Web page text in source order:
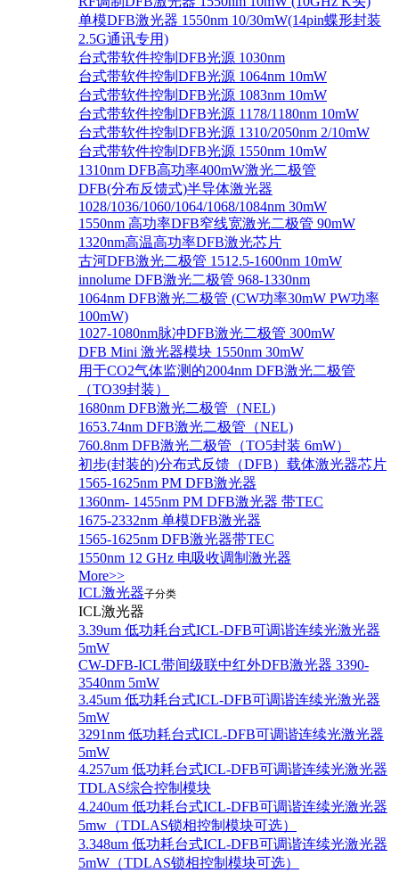
单模DFB激光器 1550nm 10/30mW(14pin蝶形封装
2.5G通讯专用)
台式带软件控制DFB光源 1030nm
台式带软件控制DFB光源 1064nm 10mW
台式带软件控制DFB光源 1083nm 10mW
台式带软件控制DFB光源 1178/1180nm 10mW
台式带软件控制DFB光源 1310/2050nm 2/10mW
台式带软件控制DFB光源 1550nm 10mW
1310nm DFB高功率400mW激光二极管
DFB(分布反馈式)半导体激光器
1028/1036/1060/1064/1068/1084nm 30mW
1550nm 高功率DFB窄线宽激光二极管 90mW
1320nm高温高功率DFB激光芯片
古河DFB激光二极管 1512.5-1600nm 10mW
innolume DFB激光二极管 968-1330nm
1064nm DFB激光二极管 (CW功率30mW PW功率
100mW)
1027-1080nm脉冲DFB激光二极管 300mW
DFB Mini 激光器模块 1550nm 30mW
用于CO2气体监测的2004nm DFB激光二极管
（TO39封装）
1680nm DFB激光二极管（NEL)
1653.74nm DFB激光二极管（NEL)
760.8nm DFB激光二极管（TO5封装 6mW）
初步(封装的)分布式反馈（DFB）载体激光器芯片
1565-1625nm PM DFB激光器
1360nm- 1455nm PM DFB激光器 带TEC
1675-2332nm 单模DFB激光器
1565-1625nm DFB激光器带TEC
1550nm 12 GHz 电吸收调制激光器
More>>
ICL激光器子分类
ICL激光器
3.39um 低功耗台式ICL-DFB可调谐连续光激光器
5mW
CW-DFB-ICL带间级联中红外DFB激光器 3390-
3540nm 5mW
3.45um 低功耗台式ICL-DFB可调谐连续光激光器
5mW
3291nm 低功耗台式ICL-DFB可调谐连续光激光器
5mW
4.257um 低功耗台式ICL-DFB可调谐连续光激光器
TDLAS综合控制模块
4.240um 低功耗台式ICL-DFB可调谐连续光激光器
5mw（TDLAS锁相控制模块可选）
3.348um 低功耗台式ICL-DFB可调谐连续光激光器
5mW（TDLAS锁相控制模块可选）